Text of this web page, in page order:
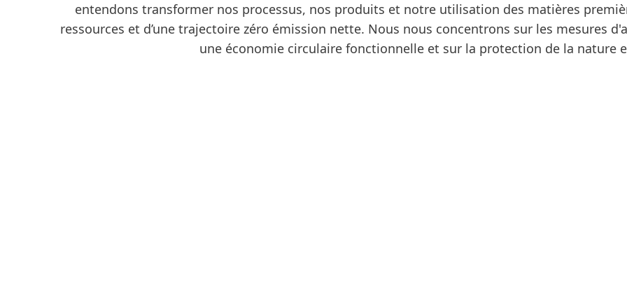
entendons transformer nos processus, nos produits et notre utilisation des matières
ressources et d’une trajectoire zéro émission nette. Nous nous concentrons sur les mesures
une économie circulaire fonctionnelle et sur la protection de la nature